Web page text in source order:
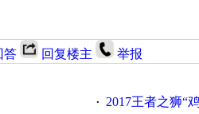
答 回复楼主 举报
· 2017王者之狮“鸡”情签到